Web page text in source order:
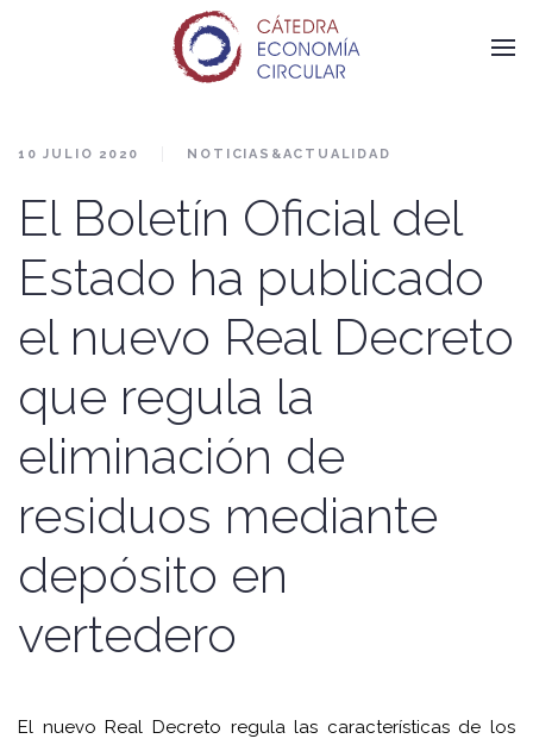
10 JULIO 2020 NOTICIAS&ACTUALIDAD
El Boletín Oficial del
Estado ha publicado
el nuevo Real Decreto
que regula la
eliminación de
residuos mediante
depósito en
vertedero
El nuevo Real Decreto regula las características de los